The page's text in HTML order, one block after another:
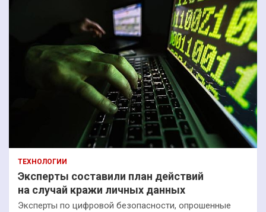
ТЕХНОЛОГИИ
Эксперты составили план действий
на случай кражи личных данных
Эксперты по цифровой безопасности, опрошенные